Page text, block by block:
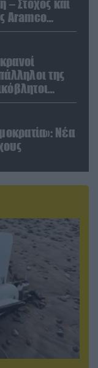
– Στόχος και
Aramco
της
– Δείτε
Νέα